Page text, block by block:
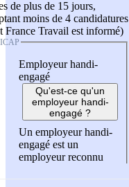
de plus de 15 jours,
moins de 4 candidatures
France Travail est informé)
Employeur handi-
engagé
Qu'est-ce qu'un
employeur handi-
engagé ?
Un employeur handi-
engagé est un
employeur reconnu